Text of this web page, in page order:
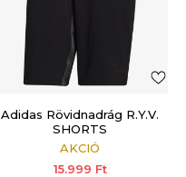
Adidas Rövidnadrág R.Y.V.
SHORTS
AKCIÓ
15.999 Ft